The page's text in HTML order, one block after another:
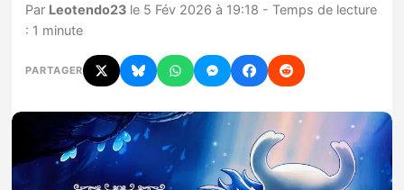
Hardware
Mises à jour
Chiffres de ventes
Rumeurs
Par Leotendo23 le 5 Fév 2026 à 19:18 - Temps de lecture
: 1 minute
PARTAGER